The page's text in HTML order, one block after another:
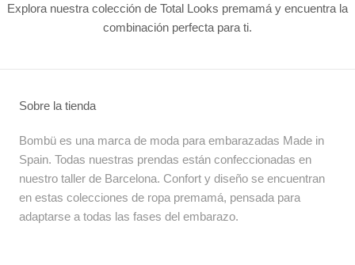
Explora nuestra colección de Total Looks premamá y encuentra la
combinación perfecta para ti.
Sobre la tienda
Bombü es una marca de moda para embarazadas Made in
Spain. Todas nuestras prendas están confeccionadas en
nuestro taller de Barcelona. Confort y diseño se encuentran
en estas colecciones de ropa premamá, pensada para
adaptarse a todas las fases del embarazo.